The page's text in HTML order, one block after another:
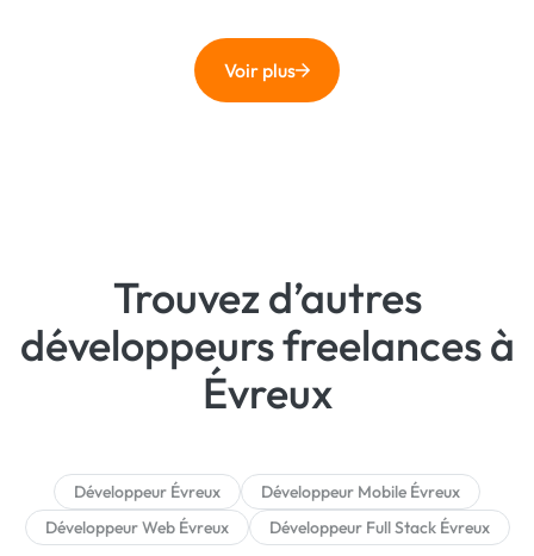
Voir plus
Trouvez d’autres
développeurs freelances à
Évreux
Développeur Évreux
Développeur Mobile Évreux
Développeur Web Évreux
Développeur Full Stack Évreux